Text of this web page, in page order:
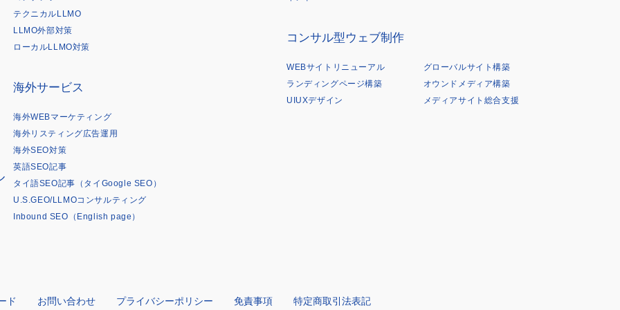
テクニカルLLMO
LLMO外部対策
ローカルLLMO対策
海外サービス
海外WEBマーケティング
海外リスティング広告運用
海外SEO対策
英語SEO記事
タイ語SEO記事（タイGoogle SEO）
U.S.GEO/LLMOコンサルティング
Inbound SEO（English page）
コンサル型ウェブ制作
WEBサイトリニューアル
グローバルサイト構築
ランディングページ構築
オウンドメディア構築
UIUXデザイン
メディアサイト総合支援
ド お問い合わせ プライバシーポリシー 免責事項 特定商取引法表記